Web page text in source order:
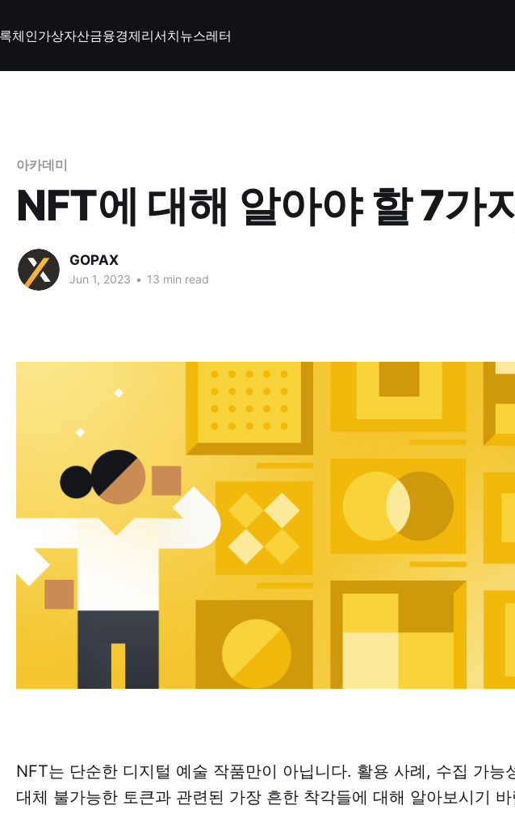
체인가상자산금융경제리서치뉴스레터
아카데미
NFT에 대해 알아야 할 7가
GOPAX
Jun 1, 2023 • 13 min read
NFT는 단순한 디지털 예술 작품만이 아닙니다. 활용 사례, 수집 가능
대체 불가능한 토큰과 관련된 가장 흔한 착각들에 대해 알아보시기 바